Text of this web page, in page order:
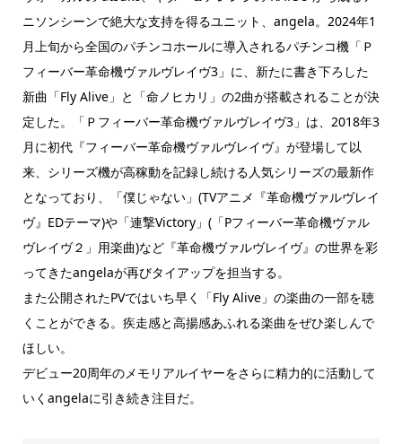
ニソンシーンで絶大な支持を得るユニット、angela。2024年1
月上旬から全国のパチンコホールに導入されるパチンコ機「Ｐ
フィーバー革命機ヴァルヴレイヴ3」に、新たに書き下ろした
新曲「Fly Alive」と「命ノヒカリ」の2曲が搭載されることが決
定した。「Ｐフィーバー革命機ヴァルヴレイヴ3」は、2018年3
月に初代『フィーバー革命機ヴァルヴレイヴ』が登場して以
来、シリーズ機が高稼動を記録し続ける人気シリーズの最新作
となっており、「僕じゃない」(TVアニメ『革命機ヴァルヴレイ
ヴ』EDテーマ)や「連撃Victory」(「Pフィーバー革命機ヴァル
ヴレイヴ２」用楽曲)など『革命機ヴァルヴレイヴ』の世界を彩
ってきたangelaが再びタイアップを担当する。
また公開されたPVではいち早く「Fly Alive」の楽曲の一部を聴
くことができる。疾走感と高揚感あふれる楽曲をぜひ楽しんで
ほしい。
デビュー20周年のメモリアルイヤーをさらに精力的に活動して
いくangelaに引き続き注目だ。